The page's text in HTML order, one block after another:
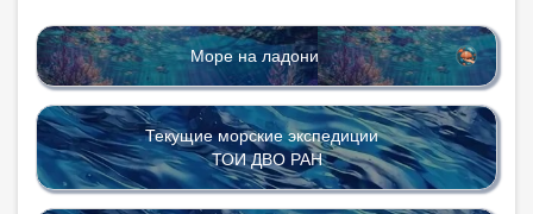
Море на ладони
Текущие морские экспедиции
ТОИ ДВО РАН